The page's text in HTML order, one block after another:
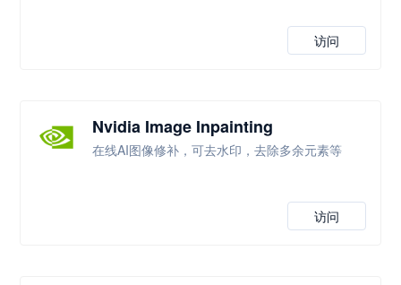
访问
Nvidia Image Inpainting
在线AI图像修补，可去水印，去除多余元素等
访问